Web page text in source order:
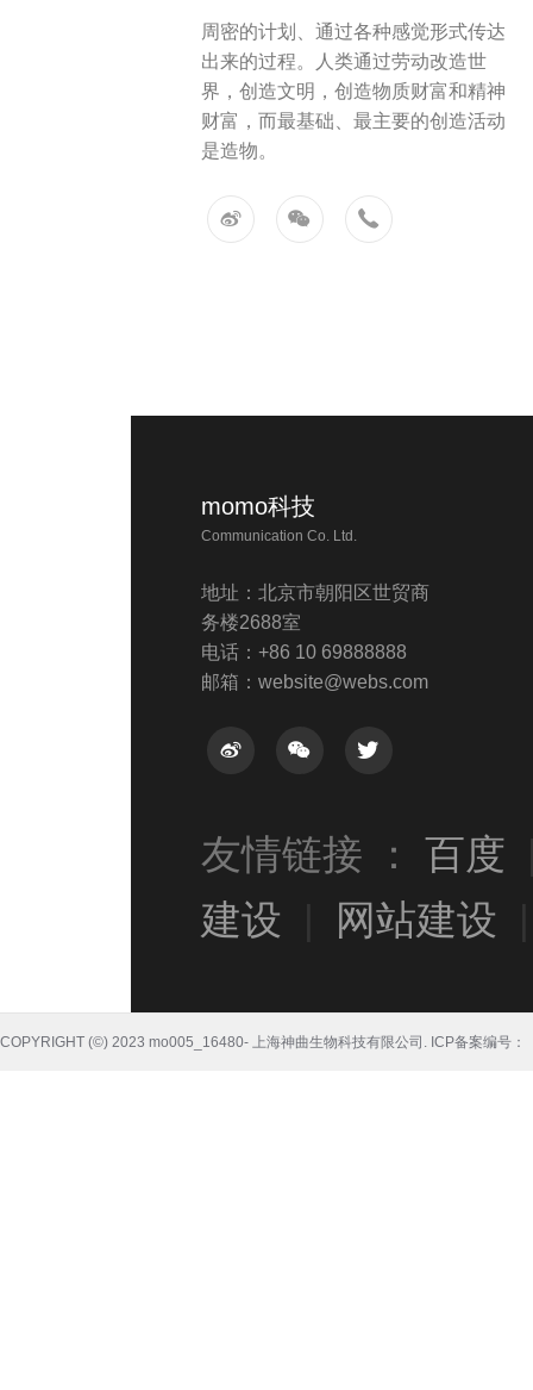
周密的计划、通过各种感觉形式传达
出来的过程。人类通过劳动改造世
界，创造文明，创造物质财富和精神
财富，而最基础、最主要的创造活动
是造物。
momo科技
Communication Co. Ltd.
地址：北京市朝阳区世贸商
务楼2688室
电话：+86 10 69888888
邮箱：website@webs.com
友情链接 ： 百度
建设
网站建设
COPYRIGHT (©) 2023 mo005_16480- 上海神曲生物科技有限公司. ICP备案编号：